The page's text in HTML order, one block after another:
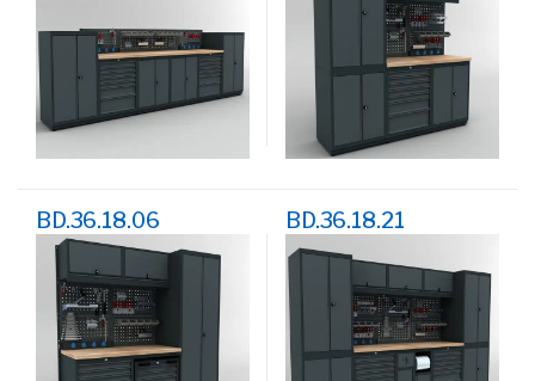
BD.36.18.06
Moduline Banco de
Trabajo
BD.36.18.21
Moduline Banco de
Trabajo